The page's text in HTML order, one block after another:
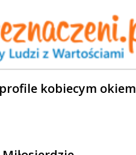
kobiecym okiem